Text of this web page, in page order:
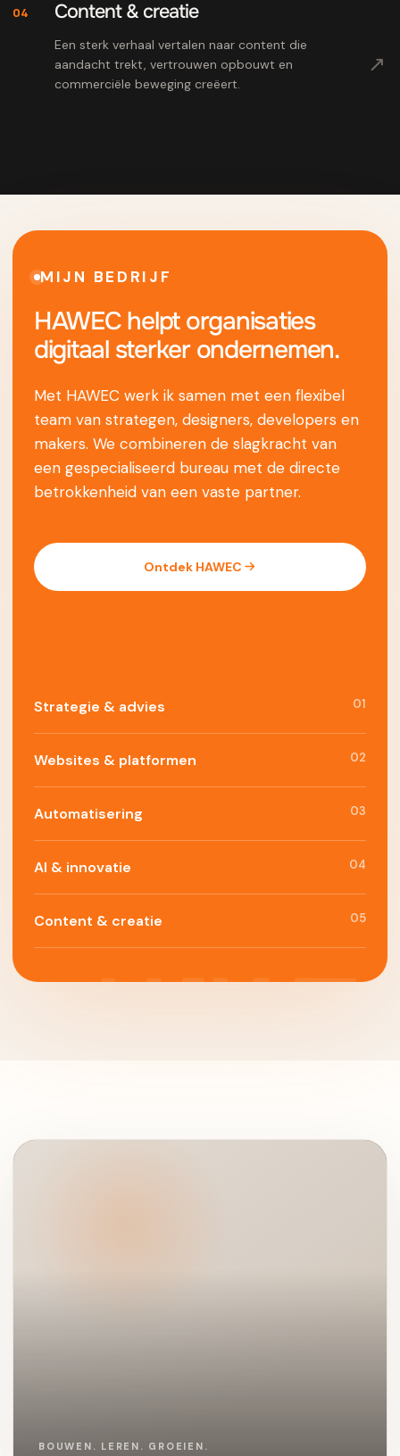
04 Content & creatie
Een sterk verhaal vertalen naar content die
aandacht trekt, vertrouwen opbouwt en
commerciële beweging creëert.
↗
MIJN BEDRIJF
HAWEC helpt organisaties
digitaal sterker ondernemen.
Met HAWEC werk ik samen met een flexibel
team van strategen, designers, developers en
makers. We combineren de slagkracht van
een gespecialiseerd bureau met de directe
betrokkenheid van een vaste partner.
Ontdek HAWEC
Strategie & advies 01
Websites & platformen 02
Automatisering 03
AI & innovatie 04
Content & creatie 05